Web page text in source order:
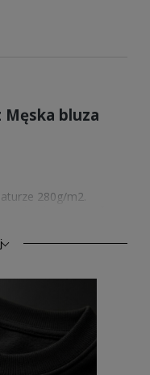
Męska bluza
280g/m2.
odzież sportowa.
posiadamy
w 4 kolorach, na